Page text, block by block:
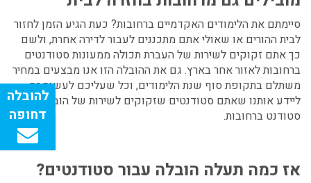
סיימתם את הלימודים האקדמיים ברחובות? כעת הגיע הזמן לחזור
לבית ההורים או שאולי אתם מתכננים לעבור לדירה אחרת, ולשם
כך אתם זקוקים לשירות של העברת תכולה ממעונות סטודנטים
ברחובותלאזור אחר בארץ. גם את ההובלה הזו אנו מבצעים במחיר
משתלם בתקופת סוף שנת הלימודים, וכל שעליכם לעשות זה
ליידע אותנו שאתם סטודנטים שזקוקים לשירות של הובלת דירת
סטודנט ברחובות.
אז כמה תעלה הובלה עבור סטודנטים?